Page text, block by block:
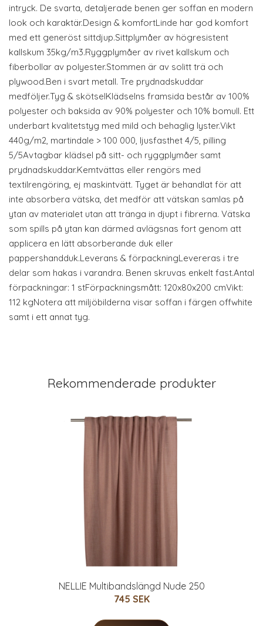
intryck. De svarta, detaljerade benen ger soffan en modern
look och karaktär.Design & komfortLinde har god komfort
med ett generöst sittdjup.Sittplymåer av högresistent
kallskum 35kg/m3.Ryggplymåer av rivet kallskum och
fiberbollar av polyester.Stommen är av solitt trä och
plywood.Ben i svart metall. Tre prydnadskuddar
medföljer.Tyg & skötselKlädselns framsida består av 100%
polyester och baksida av 90% polyester och 10% bomull. Ett
underbart kvalitetstyg med mild och behaglig lyster.Vikt
440g/m2, martindale > 100 000, ljusfasthet 4/5, pilling
5/5Avtagbar klädsel på sitt- och ryggplymåer samt
prydnadskuddar.Kemtvättas eller rengörs med
textilrengöring, ej maskintvätt. Tyget är behandlat för att
inte absorbera vätska, det medför att vätskan samlas på
ytan av materialet utan att tränga in djupt i fibrerna. Vätska
som spills på ytan kan därmed avlägsnas fort genom att
applicera en lätt absorberande duk eller
pappershandduk.Leverans & förpackningLevereras i tre
delar som hakas i varandra. Benen skruvas enkelt fast.Antal
förpackningar: 1 stFörpackningsmått: 120x80x200 cmVikt:
112 kgNotera att miljöbilderna visar soffan i färgen offwhite
samt i ett annat tyg.
Rekommenderade produkter
NELLIE Multibandslängd Nude 250
745 SEK